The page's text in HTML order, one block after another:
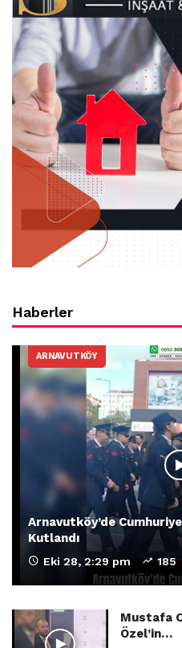
Haberler
ARNAVUTKÖY
Arnavutköy’de
Kutlandı
Eki 28, 2:29 pm 185
Mustafa
Özel’in…